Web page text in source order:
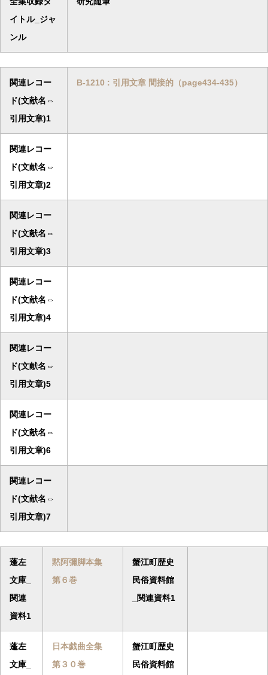
イトル_ジャ
ンル
関連レコー
ド(文献名⇔
引用文章)1
B-1210 : 引用文章 間接的（page434-435）
関連レコー
ド(文献名⇔
引用文章)2
関連レコー
ド(文献名⇔
引用文章)3
関連レコー
ド(文献名⇔
引用文章)4
関連レコー
ド(文献名⇔
引用文章)5
関連レコー
ド(文献名⇔
引用文章)6
関連レコー
ド(文献名⇔
引用文章)7
蓬左
文庫_
関連
資料1
黙阿彌脚本集
第６巻
蟹江町歴史
民俗資料館
_関連資料1
蓬左
文庫_
日本戯曲全集
第３０巻
蟹江町歴史
民俗資料館